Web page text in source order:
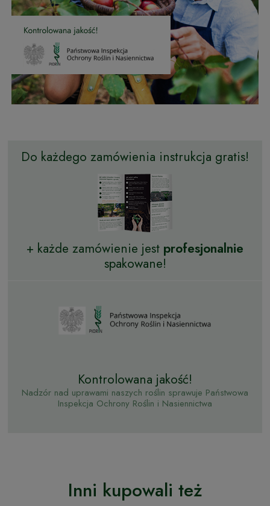
Do każdego zamówienia instrukcja gratis!
+ każde zamówienie jest profesjonalnie
spakowane!
Kontrolowana jakość!
Nadzór nad uprawami naszych roślin sprawuje Państwowa
Inspekcja Ochrony Roślin i Nasiennictwa
Inni kupowali też